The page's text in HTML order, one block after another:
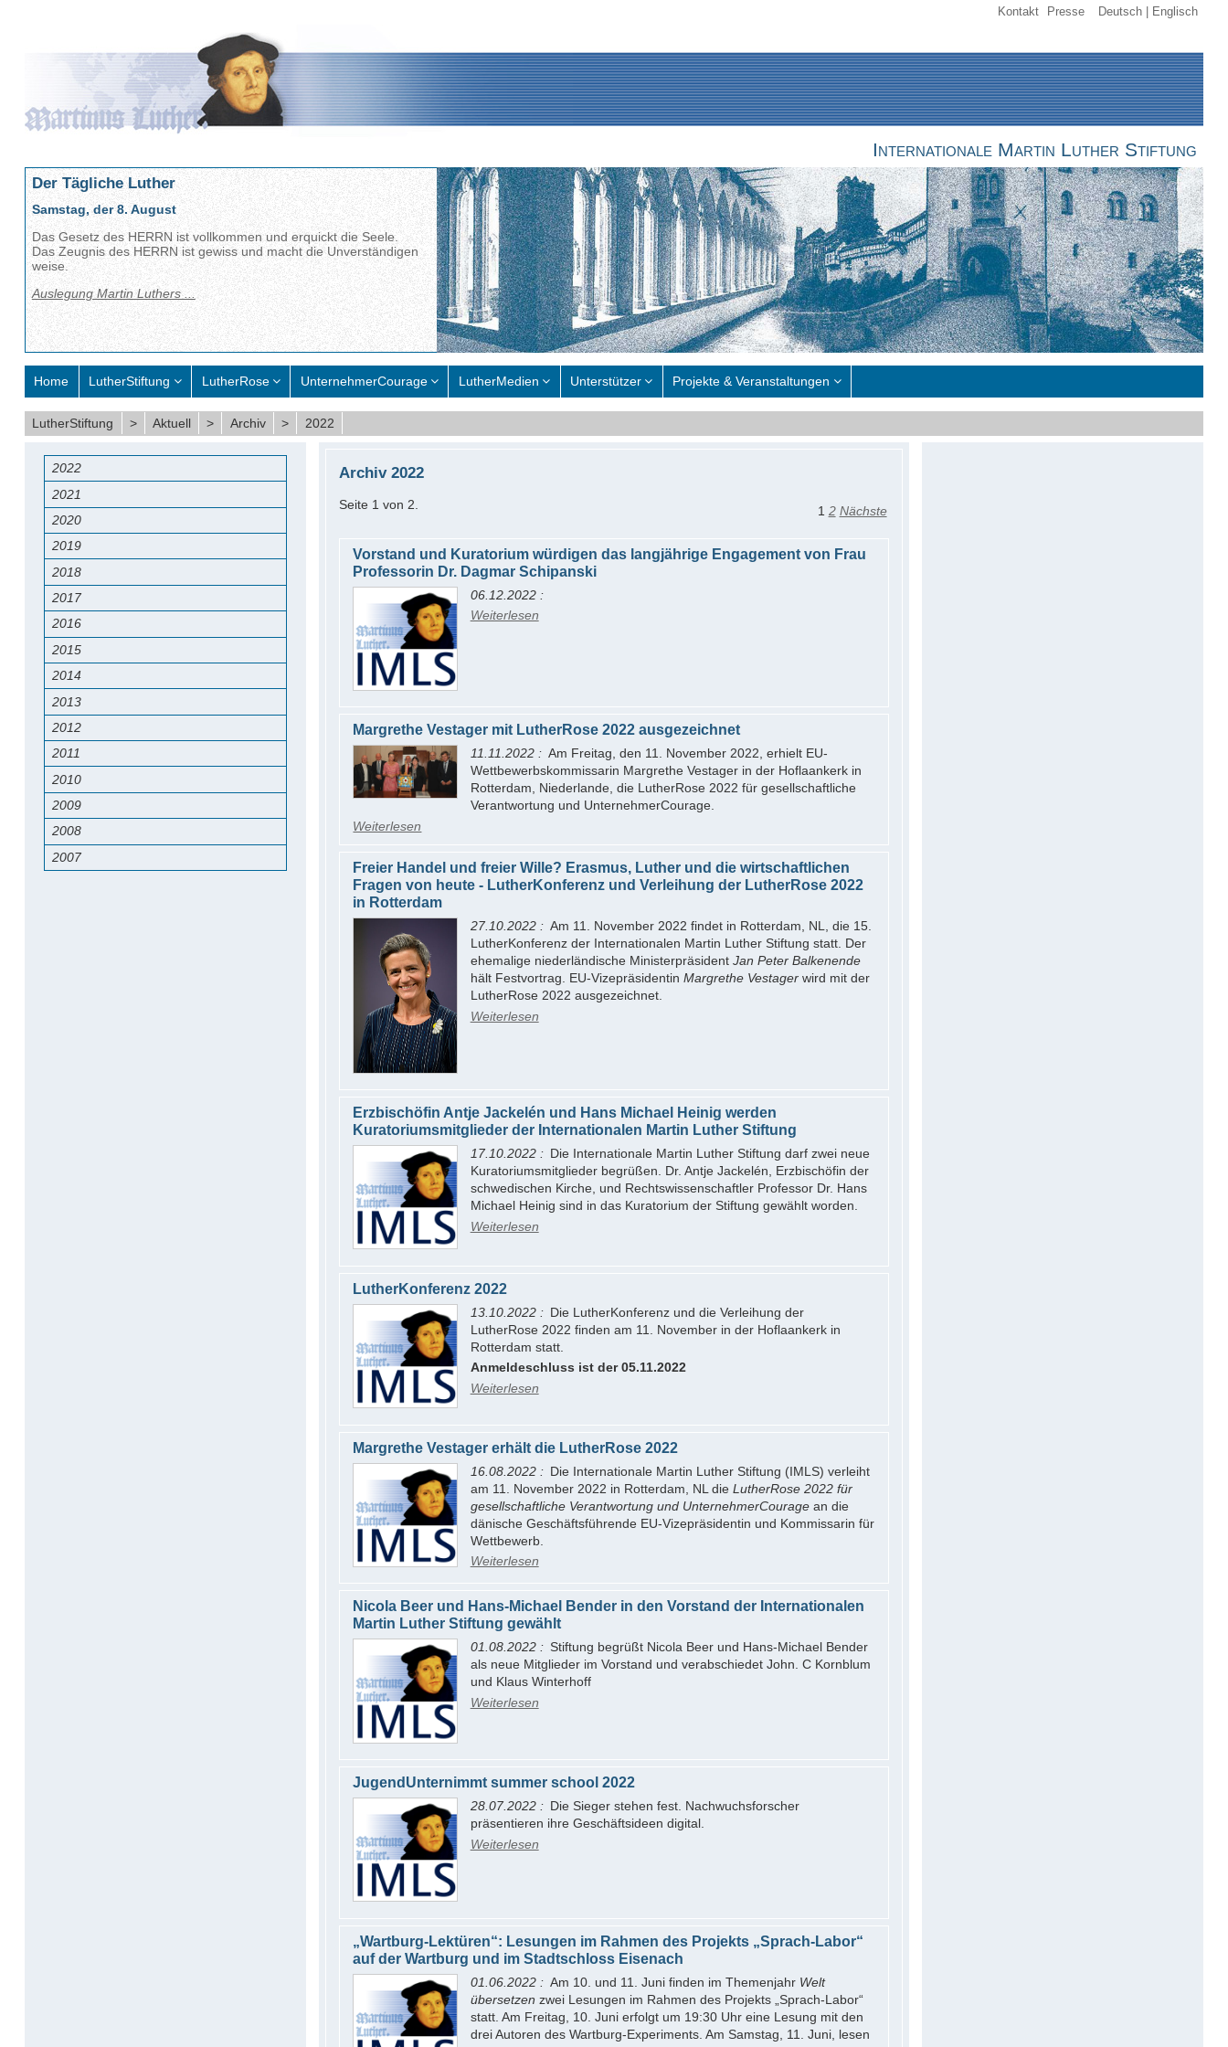
Kontakt Presse Deutsch Englisch
Internationale Martin Luther Stiftung
Der Tägliche Luther
Samstag, der 8. August
Das Gesetz des HERRN ist vollkommen und erquickt die Seele.
Das Zeugnis des HERRN ist gewiss und macht die Unverständigen
weise.
Auslegung Martin Luthers ...
Home LutherStiftung LutherRose UnternehmerCourage LutherMedien Unterstützer Projekte & Veranstaltungen
LutherStiftung > Aktuell > Archiv > 2022
2022
2021
2020
2019
2018
2017
2016
2015
2014
2013
2012
2011
2010
2009
2008
2007
Archiv 2022
Seite 1 von 2. 1 2 Nächste
Vorstand und Kuratorium würdigen das langjährige Engagement von Frau
Professorin Dr. Dagmar Schipanski
06.12.2022
Weiterlesen
Margrethe Vestager mit LutherRose 2022 ausgezeichnet
11.11.2022
Am Freitag, den 11. November 2022, erhielt EU-
Wettbewerbskommissarin Margrethe Vestager in der Hoflaankerk in
Rotterdam, Niederlande, die LutherRose 2022 für gesellschaftliche
Verantwortung und UnternehmerCourage.
Weiterlesen
Freier Handel und freier Wille? Erasmus, Luther und die wirtschaftlichen
Fragen von heute - LutherKonferenz und Verleihung der LutherRose 2022
in Rotterdam
27.10.2022
Am 11. November 2022 findet in Rotterdam, NL, die 15.
LutherKonferenz der Internationalen Martin Luther Stiftung statt. Der
ehemalige niederländische Ministerpräsident Jan Peter Balkenende
hält Festvortrag. EU-Vizepräsidentin Margrethe Vestagerwird mit der
LutherRose 2022 ausgezeichnet.
Weiterlesen
Erzbischöfin Antje Jackelén und Hans Michael Heinig werden
Kuratoriumsmitglieder der Internationalen Martin Luther Stiftung
17.10.2022
Die Internationale Martin Luther Stiftung darf zwei neue
Kuratoriumsmitglieder begrüßen. Dr. Antje Jackelén, Erzbischöfin der
schwedischen Kirche, und Rechtswissenschaftler Professor Dr. Hans
Michael Heinig sind in das Kuratorium der Stiftung gewählt worden.
Weiterlesen
LutherKonferenz 2022
13.10.2022
Die LutherKonferenz und die Verleihung der
LutherRose 2022 finden am 11. November in der Hoflaankerk in
Rotterdam statt.
Anmeldeschluss ist der 05.11.2022
Weiterlesen
Margrethe Vestager erhält die LutherRose 2022
16.08.2022
Die Internationale Martin Luther Stiftung (IMLS) verleiht
am 11. November 2022 in Rotterdam, NL die LutherRose 2022 für
gesellschaftliche Verantwortung und UnternehmerCouragean die
dänische Geschäftsführende EU-Vizepräsidentin und Kommissarin für
Wettbewerb.
Weiterlesen
Nicola Beer und Hans-Michael Bender in den Vorstand der Internationalen
Martin Luther Stiftung gewählt
01.08.2022
Stiftung begrüßt Nicola Beer und Hans-Michael Bender
als neue Mitglieder im Vorstand und verabschiedet John. C Kornblum
und Klaus Winterhoff
Weiterlesen
JugendUnternimmt summer school 2022
28.07.2022
Die Sieger stehen fest. Nachwuchsforscher
präsentieren ihre Geschäftsideen digital.
Weiterlesen
„Wartburg-Lektüren“: Lesungen im Rahmen des Projekts „Sprach-Labor“
auf der Wartburg und im Stadtschloss Eisenach
01.06.2022 Am 10. und 11. Juni finden im Themenjahr Welt
übersetzen zwei Lesungen im Rahmen des Projekts „Sprach-Labor“
statt. Am Freitag, 10. Juni erfolgt um 19:30 Uhr eine Lesung mit den
drei Autoren des Wartburg-Experiments. Am Samstag, 11. Juni, lesen